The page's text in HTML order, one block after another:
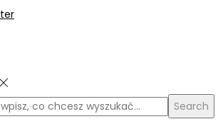
Search